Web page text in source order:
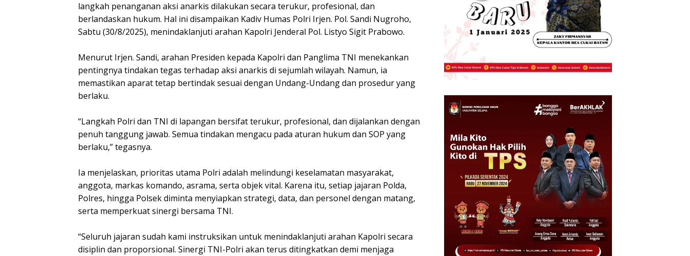
langkah penanganan aksi anarkis dilakukan secara terukur, profesional, dan
berlandaskan hukum. Hal ini disampaikan Kadiv Humas Polri Irjen. Pol. Sandi Nugroho,
Sabtu (30/8/2025), menindaklanjuti arahan Kapolri Jenderal Pol. Listyo Sigit Prabowo.
Menurut Irjen. Sandi, arahan Presiden kepada Kapolri dan Panglima TNI menekankan
pentingnya tindakan tegas terhadap aksi anarkis di sejumlah wilayah. Namun, ia
memastikan aparat tetap bertindak sesuai dengan Undang-Undang dan prosedur yang
berlaku.
“Langkah Polri dan TNI di lapangan bersifat terukur, profesional, dan dijalankan dengan
penuh tanggung jawab. Semua tindakan mengacu pada aturan hukum dan SOP yang
berlaku,” tegasnya.
Ia menjelaskan, prioritas utama Polri adalah melindungi keselamatan masyarakat,
anggota, markas komando, asrama, serta objek vital. Karena itu, setiap jajaran Polda,
Polres, hingga Polsek diminta menyiapkan strategi, data, dan personel dengan matang,
serta memperkuat sinergi bersama TNI.
“Seluruh jajaran sudah kami instruksikan untuk menindaklanjuti arahan Kapolri secara
disiplin dan proporsional. Sinergi TNI-Polri akan terus ditingkatkan demi menjaga